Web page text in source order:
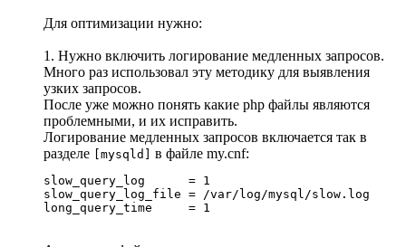
Для оптимизации нужно:
1. Нужно включить логирование медленных запросов.
Много раз использовал эту методику для выявления
узких запросов.
После уже можно понять какие php файлы являются
проблемными, и их исправить.
Логирование медленных запросов включается так в
разделе
[mysqld] в файле my.cnf:
slow_query_log      = 1
slow_query_log_file = /var/log/mysql/slow.log
long_query_time     = 1